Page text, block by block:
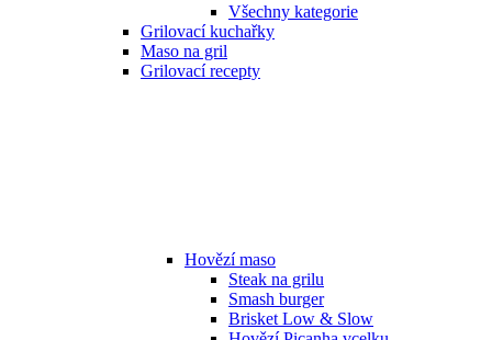
Všechny kategorie
Grilovací kuchařky
Maso na gril
Grilovací recepty
Hovězí maso
Steak na grilu
Smash burger
Brisket Low & Slow